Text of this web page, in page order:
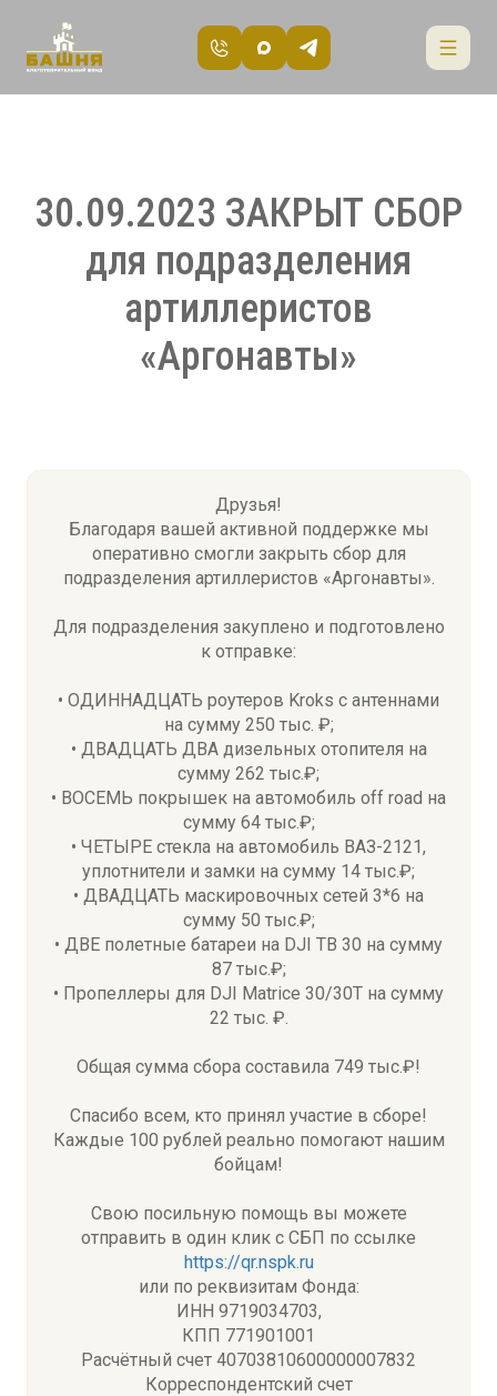
30.09.2023 ЗАКРЫТ СБОР
для подразделения
артиллеристов
«Аргонавты»
Друзья!
Благодаря вашей активной поддержке мы
оперативно смогли закрыть сбор для
подразделения артиллеристов «Аргонавты».
Для подразделения закуплено и подготовлено
к отправке:
• ОДИННАДЦАТЬ роутеров Kroks с антеннами
на сумму 250 тыс. ₽;
• ДВАДЦАТЬ ДВА дизельных отопителя на
сумму 262 тыс.₽;
• ВОСЕМЬ покрышек на автомобиль off road на
сумму 64 тыс.₽;
• ЧЕТЫРЕ стекла на автомобиль ВАЗ-2121,
уплотнители и замки на сумму 14 тыс.₽;
• ДВАДЦАТЬ маскировочных сетей 3*6 на
сумму 50 тыс.₽;
• ДВЕ полетные батареи на DJI TB 30 на сумму
87 тыс.₽;
• Пропеллеры для DJI Matrice 30/30T на сумму
22 тыс. ₽.
Общая сумма сбора составила 749 тыс.₽!
Спасибо всем, кто принял участие в сборе!
Каждые 100 рублей реально помогают нашим
бойцам!
Свою посильную помощь вы можете
отправить в один клик с СБП по ссылке
https://qr.nspk.ru
или по реквизитам Фонда:
ИНН 9719034703,
КПП 771901001
Расчётный счет 40703810600000007832
Корреспондентский счет